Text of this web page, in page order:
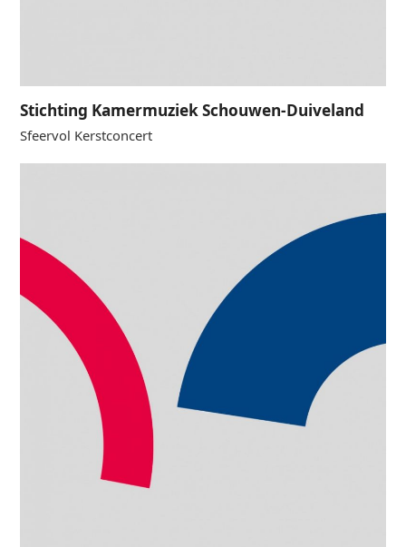
Stichting Kamermuziek Schouwen-Duiveland
Sfeervol Kerstconcert